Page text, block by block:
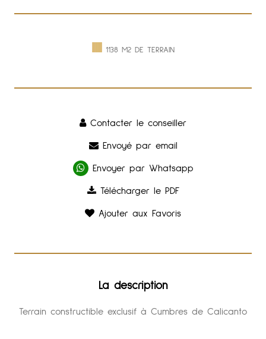
1138 M2 DE TERRAIN
Contacter le conseiller
Envoyé par email
Envoyer par Whatsapp
Télécharger le PDF
Ajouter aux Favoris
La description
Terrain constructible exclusif à Cumbres de Calicanto